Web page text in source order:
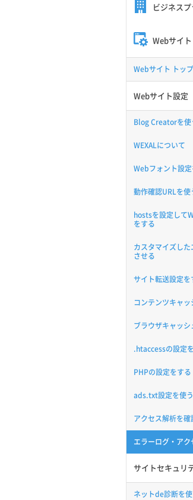
ビジネス
Webサイト
Webサイト トップ
Webサイト設定
Blog Creatorを使
WEXALについて
Webフォント設
動作確認URLを使
hostsを設定して
をする
カスタマイズし
させる
サイト転送設定を
コンテンツキャ
ブラウザキャッシ
.htaccessの設定
PHPの設定をする
ads.txt設定を使う
アクセス解析を確
エラーログ・ア
サイトセキュリ
ネットde診断を